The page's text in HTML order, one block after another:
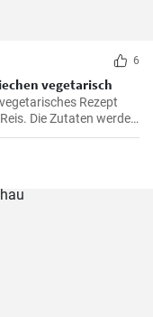
6
vegetarisch
Rezept
Die Zutaten werden
zu Brot oder